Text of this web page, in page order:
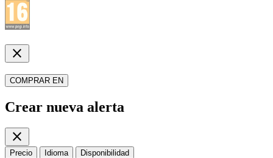
close
COMPRAR EN
Crear nueva alerta
close
Precio Idioma Disponibilidad